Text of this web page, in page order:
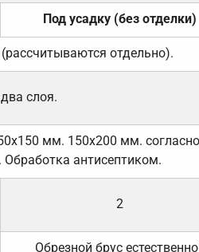
Под усадку (без отделки)
отдельно).
слоя.
мм. 150х200 мм. согласно
антисептиком.
2
Обрезной брус